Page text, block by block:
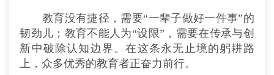
教育没有捷径，需要“一辈子做好一件事”的
韧劲儿；教育不能人为“设限”，需要在传承与创
新中破除认知边界。在这条永无止境的躬耕路
上，众多优秀的教育者正奋力前行。